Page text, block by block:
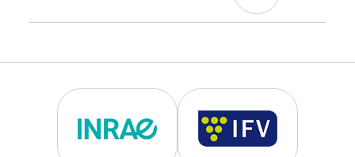
technique
disponibles.